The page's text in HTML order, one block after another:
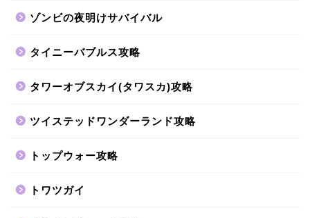
ゾンビの夜明けサバイバル
タイニーバブルス攻略
タワーオブスカイ(タワスカ)攻略
ツイステッドワンダーランド攻略
トップウォー攻略
トワツガイ